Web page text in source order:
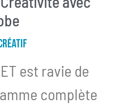
est ravie de
complète